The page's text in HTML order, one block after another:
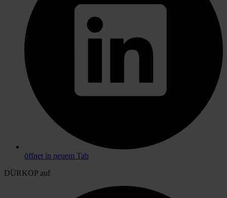
öffnet in neuem Tab
DÜRKOP auf